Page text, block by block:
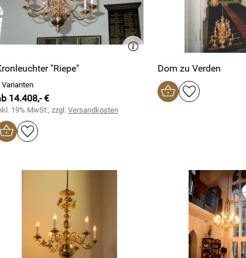
"Riepe"
Varianten
14.408,- €
19% MwSt., zzgl. Versandkosten
Dom zu Verden